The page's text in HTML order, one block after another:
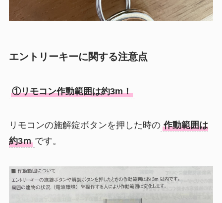
エントリーキーに関する注意点
①リモコン作動範囲は約3m！
リモコンの施解錠ボタンを押した時の 作動範囲は
約3ｍ です。